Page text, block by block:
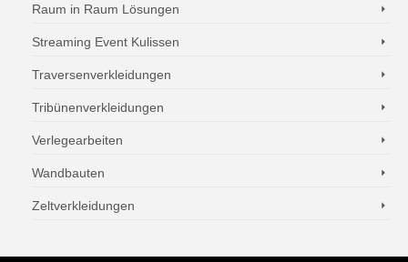
Raum in Raum Lösungen
Streaming Event Kulissen
Traversenverkleidungen
Tribünenverkleidungen
Verlegearbeiten
Wandbauten
Zeltverkleidungen